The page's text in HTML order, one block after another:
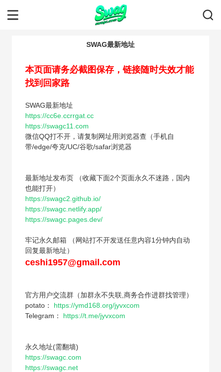
SWAG最新地址
本页面请务必截图保存，链接随时失效才能
找到回家路
SWAG最新地址
https://cc6e.ccrrgat.cc
https://swagc11.com
微信QQ打不开，请复制网址用浏览器查（手机自
带/edge/夸克/UC/谷歌/safar浏览器
最新地址发布页 （收藏下面2个页面永久不迷路，国内
也能打开）
https://swagc2.github.io/
https://swagc.netlify.app/
https://swagc.pages.dev/
牢记永久邮箱 （网站打不开发送任意内容1分钟内自动
回复最新地址）
ceshi1957@gmail.com
官方用户交流群（加群永不失联,商务合作进群找管理）
potato： https://ymd168.org/jyvxcom
Telegram： https://t.me/jyvxcom
永久地址(需翻墙)
https://swagc.com
https://swagc.net